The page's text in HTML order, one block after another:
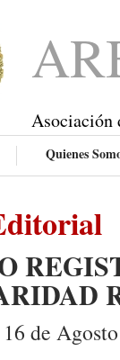
Asociación
Quienes
de